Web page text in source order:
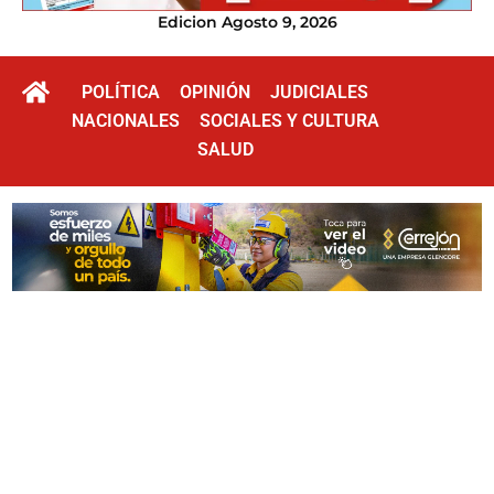
Edicion Agosto 9, 2026
POLÍTICA OPINIÓN
JUDICIALES
NACIONALES
SOCIALES Y CULTURA
SALUD